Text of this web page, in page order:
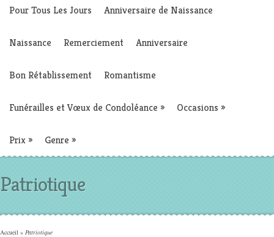
Pour Tous Les Jours Anniversaire de Naissance
Naissance Remerciement Anniversaire
Bon Rétablissement Romantisme
Funérailles et Vœux de Condoléance » Occasions »
Prix » Genre »
Patriotique
Accueil » Patriotique